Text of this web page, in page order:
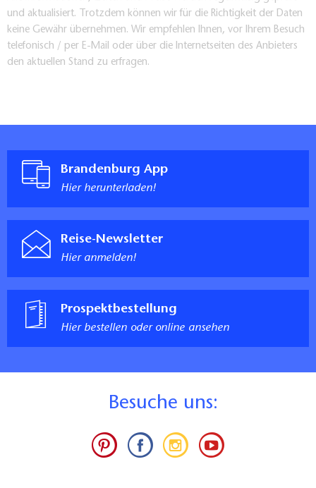
und aktualisiert. Trotzdem können wir für die Richtigkeit der Daten
keine Gewähr übernehmen. Wir empfehlen Ihnen, vor Ihrem Besuch
telefonisch / per E-Mail oder über die Internetseiten des Anbieters
den aktuellen Stand zu erfragen.
Brandenburg App
Hier herunterladen!
Reise-Newsletter
Hier anmelden!
Prospektbestellung
Hier bestellen oder online ansehen
Besuche uns: